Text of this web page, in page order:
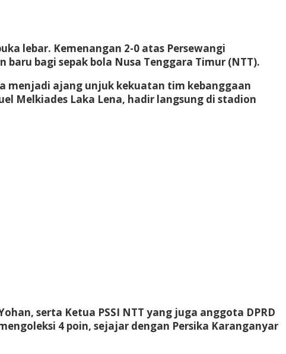
lebar. Kemenangan 2-0 atas Persewangi
bagi sepak bola Nusa Tenggara Timur (NTT).
menjadi ajang unjuk kekuatan tim kebanggaan
Melkiades Laka Lena, hadir langsung di stadion
serta Ketua PSSI NTT yang juga anggota DPRD
4 poin, sejajar dengan Persika Karanganyar